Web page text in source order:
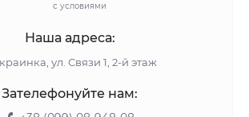
с условиями
Наша адреса:
ул. Связи 1, 2-й этаж
Зателефонуйте нам: